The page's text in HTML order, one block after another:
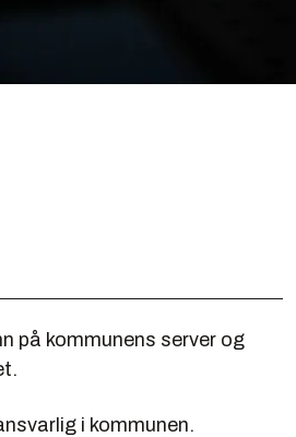
på kommunens server og
i kommunen.